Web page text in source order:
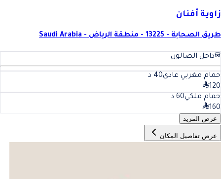
زاوية أفنان
طريق الصحابة - 13225 - منطقة الرياض - Saudi Arabia
داخل الصالون
حمام مغربي عادي40 د
120
حمام ملكي60 د
160
عرض المزيد
عرض تفاصيل المكان